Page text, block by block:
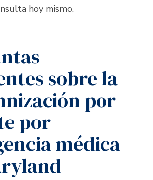
hoy mismo.
sobre la
por
por
médica